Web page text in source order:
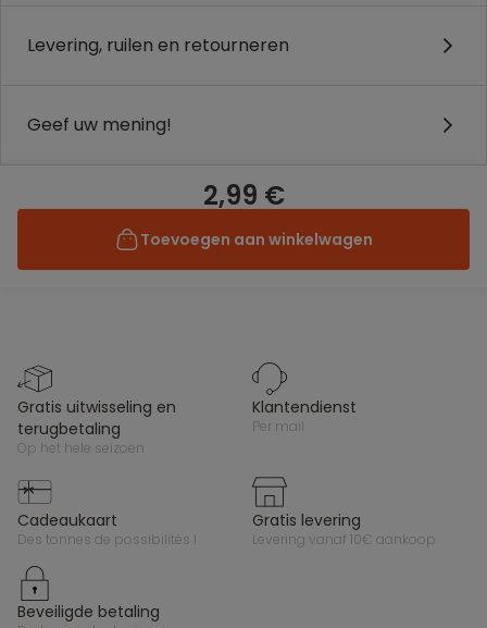
Levering, ruilen en retourneren
Geef uw mening!
2,99 €
Toevoegen aan winkelwagen
gratis uitwisseling en
terugbetaling
op het hele seizoen
klantendienst
per mail
cadeaukaart
des tonnes de possibilités !
gratis levering
levering vanaf 10€ aankoop
beveiligde betaling